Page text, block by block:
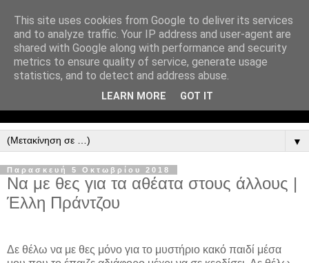
▼
Παρασκευή 5 Οκτωβρίου 2018
Να με θες για τα αθέατα στους άλλους |
Έλλη Πράντζου
Δε θέλω να με θες μόνο για το μυστήριο κακό παιδί μέσα
This site uses cookies from Google to deliver its services
and to analyze traffic. Your IP address and user-agent are
shared with Google along with performance and security
metrics to ensure quality of service, generate usage
statistics, and to detect and address abuse.
LEARN MORE GOT IT